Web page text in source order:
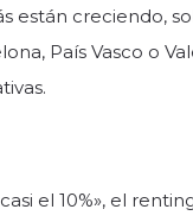
están creciendo,
País Vasco o
el 10%», el